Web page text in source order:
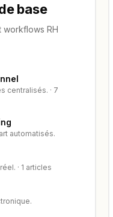
base
workflows RH
centralisés. · 7
automatisés.
· 1 articles